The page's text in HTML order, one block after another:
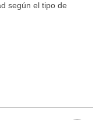
según el tipo de